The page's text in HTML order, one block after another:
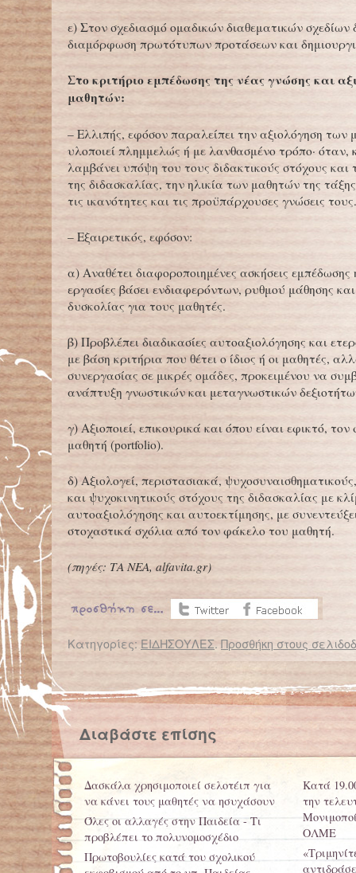
ε) Στον σχεδιασμό ομαδικών διαθεματικών σχεδίων
διαμόρφωση πρωτότυπων προτάσεων και
Στο κριτήριο εμπέδωσης της νέας γνώσης και
μαθητών:
– Ελλιπής, εφόσον παραλείπει την αξιολόγηση των
υλοποιεί πλημμελώς ή με λανθασμένο τρόπο· όταν,
λαμβάνει υπόψη του τους διδακτικούς στόχους και
της διδασκαλίας, την ηλικία των μαθητών της
τις ικανότητες και τις προϋπάρχουσες γνώσεις τους.
– Εξαιρετικός, εφόσον:
α) Αναθέτει διαφοροποιημένες ασκήσεις εμπέδωσης
εργασίες βάσει ενδιαφερόντων, ρυθμού μάθησης
δυσκολίας για τους μαθητές.
β) Προβλέπει διαδικασίες αυτοαξιολόγησης και
με βάση κριτήρια που θέτει ο ίδιος ή οι μαθητές,
συνεργασίας σε μικρές ομάδες, προκειμένου να
ανάπτυξη γνωστικών και μεταγνωστικών
γ) Αξιοποιεί, επικουρικά και όπου είναι εφικτό,
μαθητή (portfolio).
δ) Αξιολογεί, περιστασιακά,
και ψυχοκινητικούς στόχους της διδασκαλίας με
αυτοαξιολόγησης και αυτοεκτίμησης, με
στοχαστικά σχόλια από τον φάκελο του μαθητή.
(πηγές: ΤΑ ΝΕΑ, alfavita.gr)
Κατηγορίες: ΕΙΔΗΣΟΥΛΕΣ. Προσθήκη στους
← Επιστροφή στο %s
Μαθητές στο… Διάστημα με τον «Οδυσσέα»
Διαβάστε επίσης
Δασκάλα χρησιμοποιεί σελοτέιπ για
να κάνει τους μαθητές να ησυχάσουν
Όλες οι αλλαγές στην Παιδεία - Τι
προβλέπει το πολυνομοσχέδιο
Πρωτοβουλίες κατά του σχολικού
Κατά
την
ΟΛΜΕ